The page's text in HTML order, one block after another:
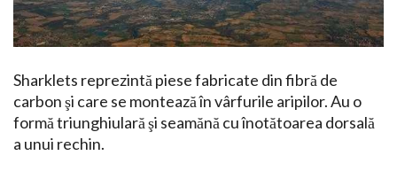
Sharklets reprezintă piese fabricate din fibră de
carbon şi care se montează în vârfurile aripilor. Au o
formă triunghiulară şi seamănă cu înotătoarea dorsală
a unui rechin.